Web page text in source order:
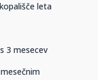
leta
3 mesecev